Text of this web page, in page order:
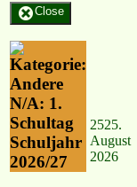
Close
N/A: 1.
Schultag
Schuljahr
2026/27
2525.
August
2026